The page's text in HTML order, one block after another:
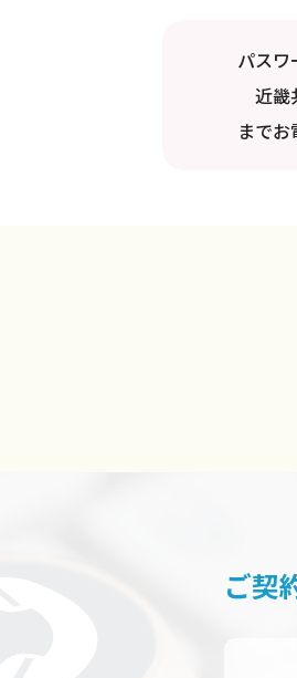
パスワ
近畿
までお
ご契